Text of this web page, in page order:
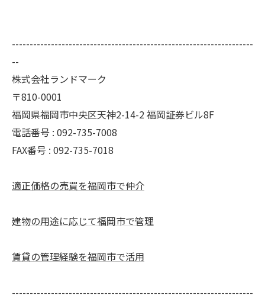
--------------------------------------------------------------------
--
株式会社ランドマーク
〒810-0001
福岡県福岡市中央区天神2-14-2 福岡証券ビル8F
電話番号 : 092-735-7008
FAX番号 : 092-735-7018
適正価格の売買を福岡市で仲介
建物の用途に応じて福岡市で管理
賃貸の管理経験を福岡市で活用
--------------------------------------------------------------------